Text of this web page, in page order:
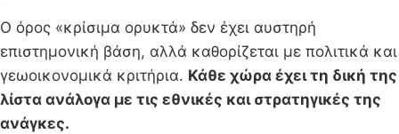
Ο όρος «κρίσιμα ορυκτά» δεν έχει αυστηρή
επιστημονική βάση, αλλά καθορίζεται με πολιτικά και
γεωοικονομικά κριτήρια. Κάθε χώρα έχει τη δική της
λίστα ανάλογα με τις εθνικές και στρατηγικές της
ανάγκες.